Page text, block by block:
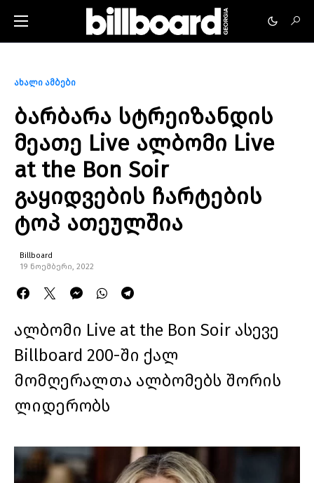
ახალი ამბები
ბარბარა სტრეიზანდის
მეათე Live ალბომი Live
at the Bon Soir
გაყიდვების ჩარტების
ტოპ ათეულშია
Billboard
19 ნოემბერი, 2022
ალბომი Live at the Bon Soir ასევე
Billboard 200-ში ქალ
მომღერალთა ალბომებს შორის
ლიდერობს